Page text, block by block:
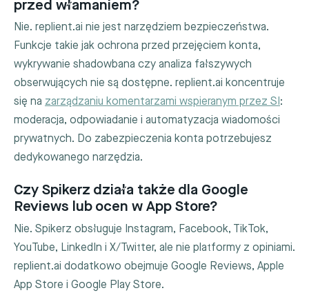
przed włamaniem?
Nie. replient.ai nie jest narzędziem bezpieczeństwa.
Funkcje takie jak ochrona przed przejęciem konta,
wykrywanie shadowbana czy analiza fałszywych
obserwujących nie są dostępne. replient.ai koncentruje
się na zarządzaniu komentarzami wspieranym przez SI:
moderacja, odpowiadanie i automatyzacja wiadomości
prywatnych. Do zabezpieczenia konta potrzebujesz
dedykowanego narzędzia.
Czy Spikerz działa także dla Google
Reviews lub ocen w App Store?
Nie. Spikerz obsługuje Instagram, Facebook, TikTok,
YouTube, LinkedIn i X/Twitter, ale nie platformy z opiniami.
replient.ai dodatkowo obejmuje Google Reviews, Apple
App Store i Google Play Store.